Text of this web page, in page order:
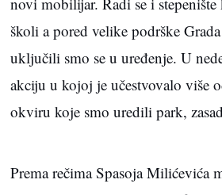
školi a pored velike podrške
uključili smo se u uređenje. U
akciju u kojoj je učestvovalo više
okviru koje smo uredili park,
Prema rečima Spasoja Milićevića